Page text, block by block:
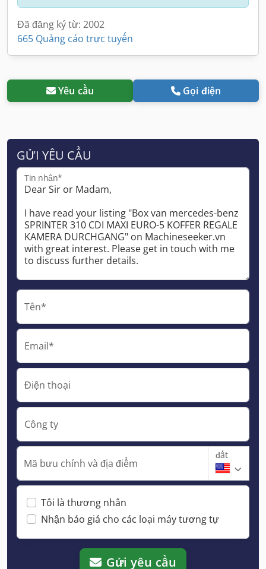
Đã đăng ký từ: 2002
665 Quảng cáo trực tuyến
Yêu cầu Gọi điện
GỬI YÊU CẦU
Tin nhắn*
Tên*
Email*
Điện thoại
Công ty
Mã bưu chính và địa điểm
đất
Tôi là thương nhân
Nhận báo giá cho các loại máy tương tự
Gửi yêu cầu